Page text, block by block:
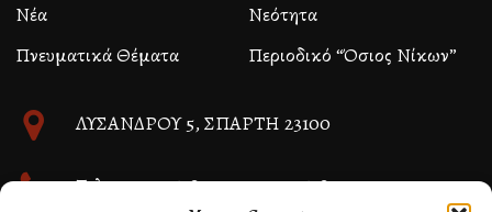
Νέα
Νεότητα
Πνευματικά Θέματα
Περιοδικό “Όσιος Νίκων”
ΛΥΣΑΝΔΡΟΥ 5, ΣΠΑΡΤΗ 23100
Τηλ. 27310 26580 και 27310 26581